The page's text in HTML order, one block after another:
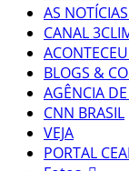
AS
CANAL
BLOGS &
AGÊNCIA
CNN BRASIL
VEJA
PORTAL